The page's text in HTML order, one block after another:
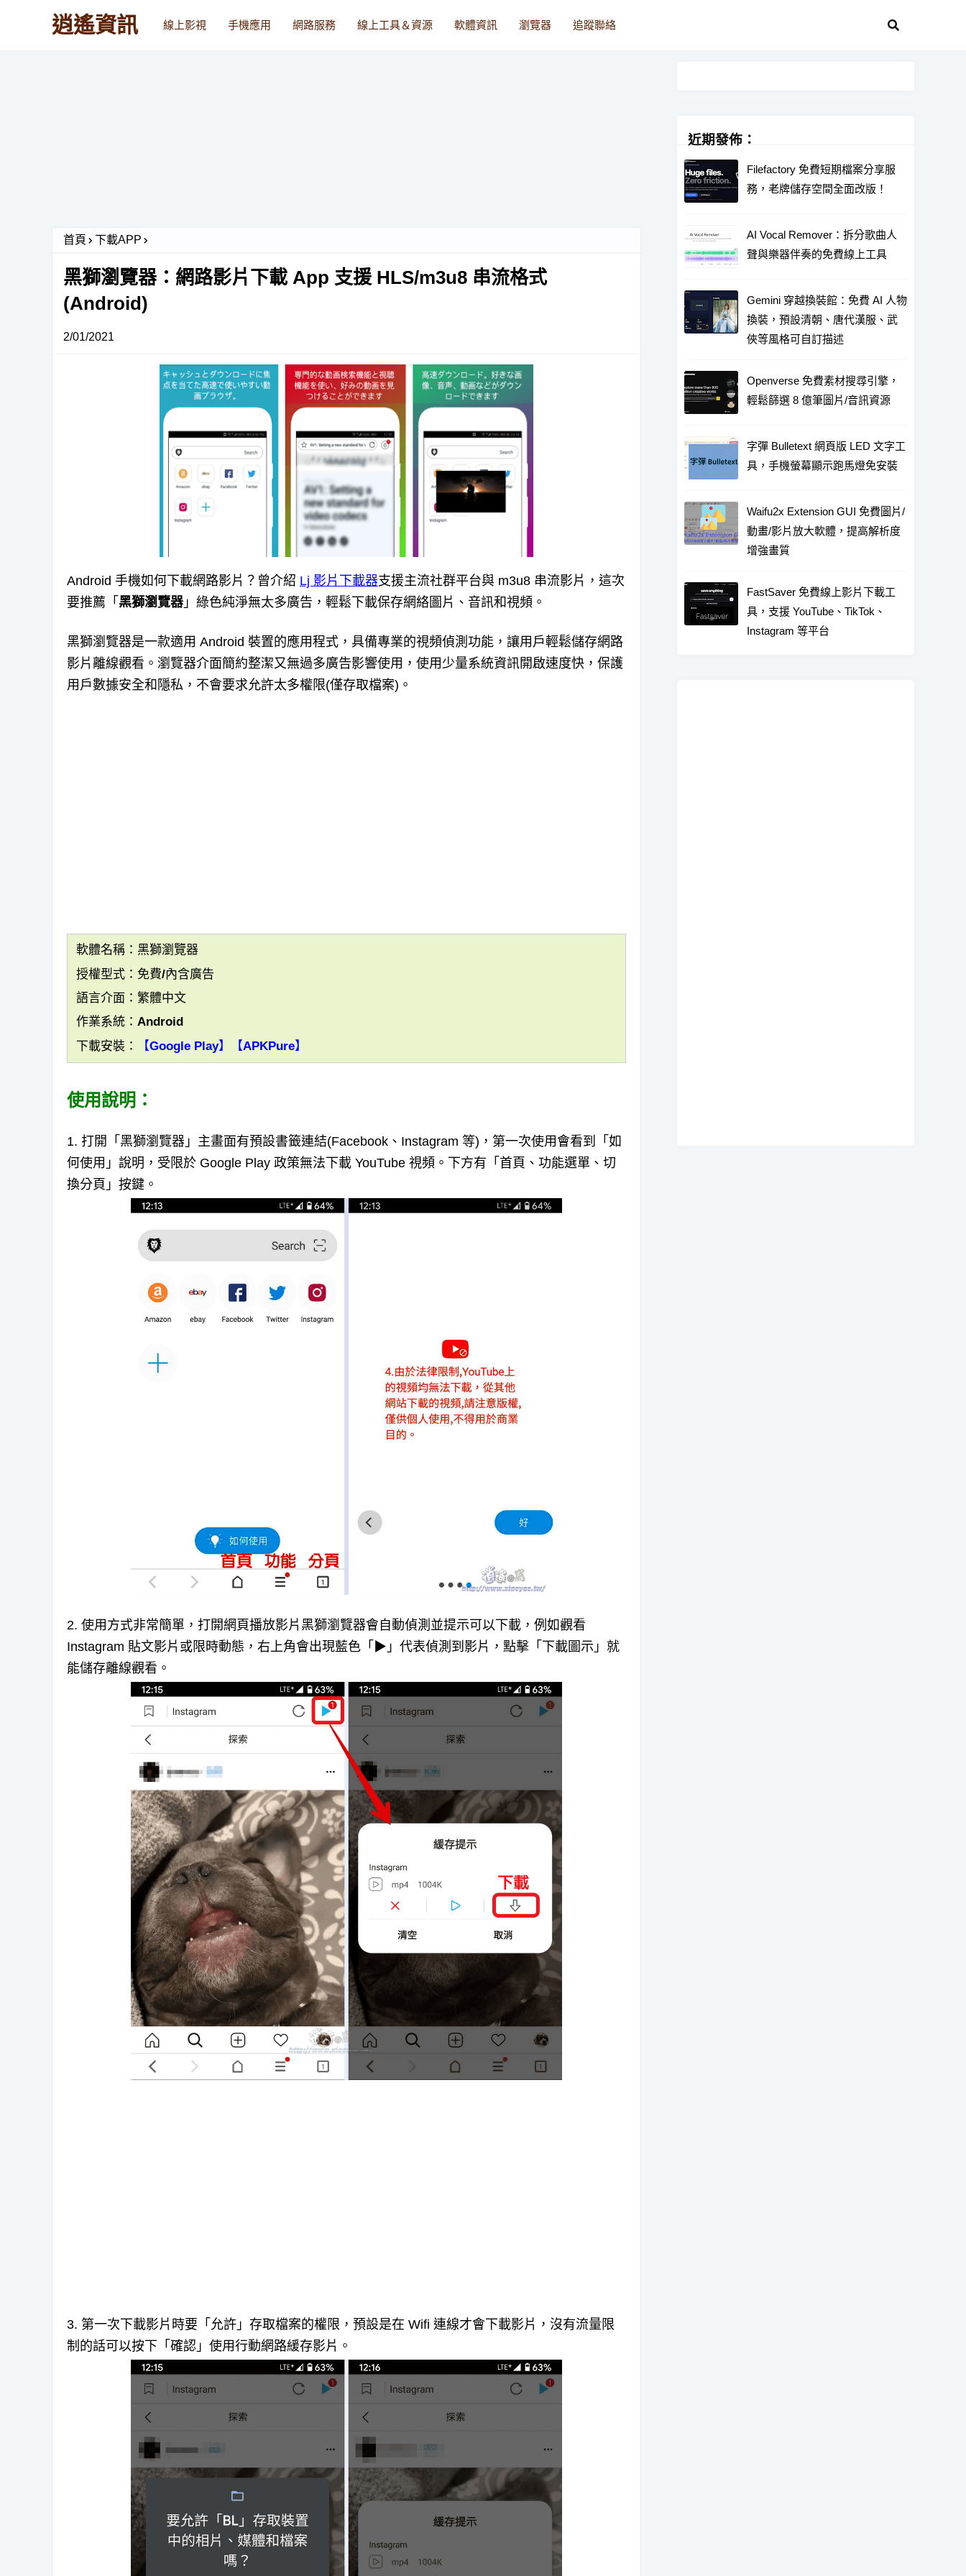
逍遙資訊 線上影視 手機應用 網路服務 線上工具＆資源 軟體資訊 瀏覽器 追蹤聯絡
首頁 下載APP
黑獅瀏覽器：網路影片下載 App 支援 HLS/m3u8 串流格式
(Android)
2/01/2021
Android 手機如何下載網路影片？曾介紹 Lj 影片下載器支援主流社群平台與 m3u8 串流影片，這次
要推薦「 黑獅瀏覽器 」綠色純淨無太多廣告，輕鬆下載保存網絡圖片、音訊和視頻。
黑獅瀏覽器是一款適用 Android 裝置的應用程式，具備專業的視頻偵測功能，讓用戶輕鬆儲存網路
影片離線觀看。瀏覽器介面簡約整潔又無過多廣告影響使用，使用少量系統資訊開啟速度快，保護
用戶數據安全和隱私，不會要求允許太多權限(僅存取檔案)。
軟體名稱：黑獅瀏覽器
授權型式：免費/內含廣告
語言介面：繁體中文
作業系統：Android
下載安裝：
【Google Play】 【APKPure】
使用說明：
1. 打開「黑獅瀏覽器」主畫面有預設書籤連結(Facebook、Instagram 等)，第一次使用會看到「如
何使用」說明，受限於 Google Play 政策無法下載 YouTube 視頻。下方有「首頁、功能選單、切
換分頁」按鍵。
2. 使用方式非常簡單，打開網頁播放影片黑獅瀏覽器會自動偵測並提示可以下載，例如觀看
Instagram 貼文影片或限時動態，右上角會出現藍色「▶」代表偵測到影片，點擊「下載圖示」就
能儲存離線觀看。
3. 第一次下載影片時要「允許」存取檔案的權限，預設是在 Wifi 連線才會下載影片，沒有流量限
制的話可以按下「確認」使用行動網路緩存影片。
近期發佈：
Filefactory 免費短期檔案分享服
務，老牌儲存空間全面改版！
AI Vocal Remover：拆分歌曲人
聲與樂器伴奏的免費線上工具
Gemini 穿越換裝館：免費 AI 人物
換裝，預設清朝、唐代漢服、武
俠等風格可自訂描述
Openverse 免費素材搜尋引擎，
輕鬆篩選 8 億筆圖片/音訊資源
字彈 Bulletext 網頁版 LED 文字工
具，手機螢幕顯示跑馬燈免安裝
Waifu2x Extension GUI 免費圖片/
動畫/影片放大軟體，提高解析度
增強畫質
FastSaver 免費線上影片下載工
具，支援 YouTube、TikTok、
Instagram 等平台